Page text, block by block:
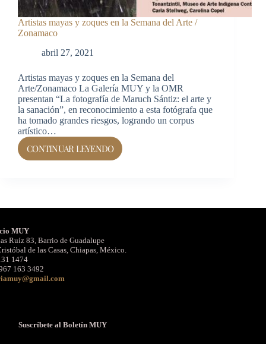
Artistas mayas y zoques en la Semana del Arte /
Zonamaco
abril 27, 2021
Artistas mayas y zoques en la Semana del
Arte/Zonamaco La Galería MUY y la OMR
presentan “La fotografía de Maruch Sántiz: el arte y
la sanación”, en reconocimiento a esta fotógrafa que
ha tomado grandes riesgos, logrando un corpus
artístico…
CONTINUAR LEYENDO
MUY
Ruíz 83, Barrio de Guadalupe
de las Casas, Chiapas, México.
1474
163 3492
Suscríbete al Boletín MUY